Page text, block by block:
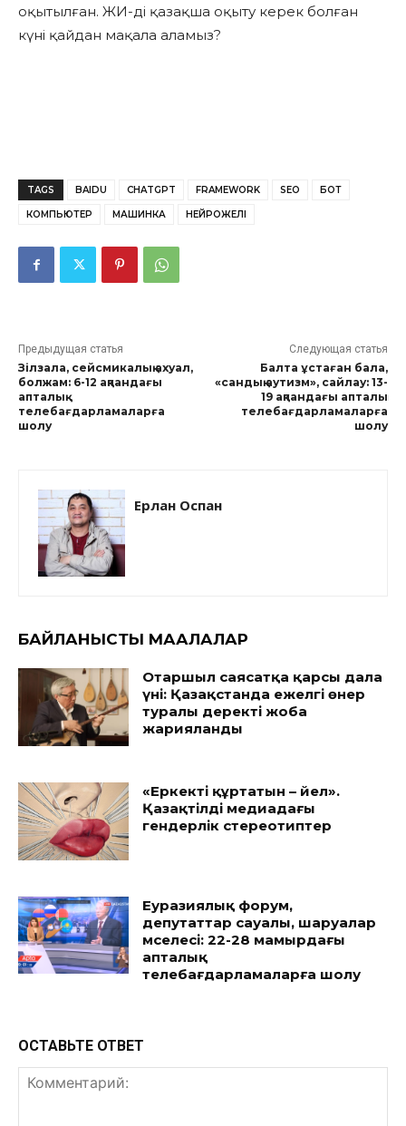
оқытылған. ЖИ-ді қазақша оқыту керек болған
күні қайдан мақала аламыз?
TAGS BAIDU CHATGPT FRAMEWORK SEO БОТ
КОМПЬЮТЕР МАШИНКА НЕЙРОЖЕЛІ
Предыдущая статья
Зілзала, сейсмикалық ахуал,
болжам: 6-12 ақпандағы
апталық
телебағдарламаларға
шолу
Следующая статья
Балта ұстаған бала,
«сандық аутизм», сайлау: 13-
19 ақпандағы апталық
телебағдарламаларға
шолу
Ерлан Оспан
БАЙЛАНЫСТЫ МАҚАЛАЛАР
Отаршыл саясатқа қарсы дала
үні: Қазақстанда ежелгі өнер
туралы деректі жоба
жарияланды
«Еркекті құртатын – әйел».
Қазақтілді медиадағы
гендерлік стереотиптер
Еуразиялық форум,
депутаттар сауалы, шаруалар
мәселесі: 22-28 мамырдағы
апталық
телебағдарламаларға шолу
ОСТАВЬТЕ ОТВЕТ